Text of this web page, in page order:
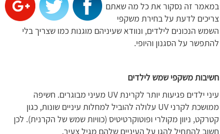
במאמר זה נסקור את כל מה שאתם
צריכים לדעת על בחירת משקפי
השמש הנכונים לילדים, ונוודא שעיניהם מוגנות כמו שצריך בלי
להתפשר על הסגנון והיופי.
חשיבות משקפי שמש לילדים
עיני ילדים פגיעות יותר לקרינת UV מעיני מבוגרים. חשיפה
ממושכת לקרני UV עלולה להוביל למחלות עיניים שונות, כגון
קטרקט, ניוון מקולרי ופוטוקרטיטיס (כוויות שמש של הקרנית). לכן
חשוב להתחיל להגן על העיניים שלהם מגיל צעיר.